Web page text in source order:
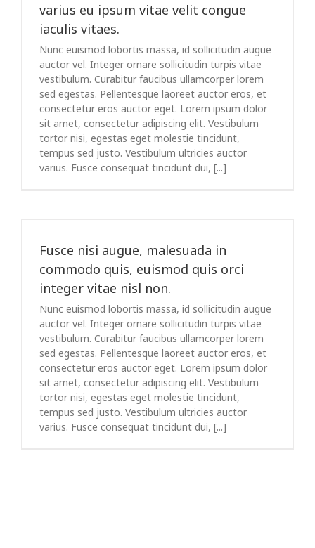
varius eu ipsum vitae velit congue
iaculis vitaes.
Nunc euismod lobortis massa, id sollicitudin augue
auctor vel. Integer ornare sollicitudin turpis vitae
vestibulum. Curabitur faucibus ullamcorper lorem
sed egestas. Pellentesque laoreet auctor eros, et
consectetur eros auctor eget. Lorem ipsum dolor
sit amet, consectetur adipiscing elit. Vestibulum
tortor nisi, egestas eget molestie tincidunt,
tempus sed justo. Vestibulum ultricies auctor
varius. Fusce consequat tincidunt dui, [...]
Fusce nisi augue, malesuada in
commodo quis, euismod quis orci
integer vitae nisl non.
Nunc euismod lobortis massa, id sollicitudin augue
auctor vel. Integer ornare sollicitudin turpis vitae
vestibulum. Curabitur faucibus ullamcorper lorem
sed egestas. Pellentesque laoreet auctor eros, et
consectetur eros auctor eget. Lorem ipsum dolor
sit amet, consectetur adipiscing elit. Vestibulum
tortor nisi, egestas eget molestie tincidunt,
tempus sed justo. Vestibulum ultricies auctor
varius. Fusce consequat tincidunt dui, [...]